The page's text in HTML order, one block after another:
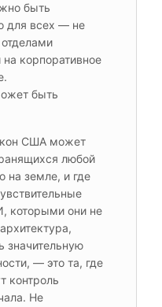
быть
для всех — не
корпоративное
быть
США может
любой
на земле, и где
которыми они не
значительную
— это та, где
контроль
Не